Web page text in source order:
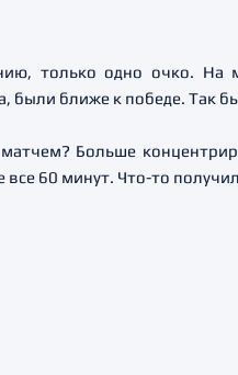
только одно очко. На
были ближе к победе. Так
Больше
все 60 минут. Что-то